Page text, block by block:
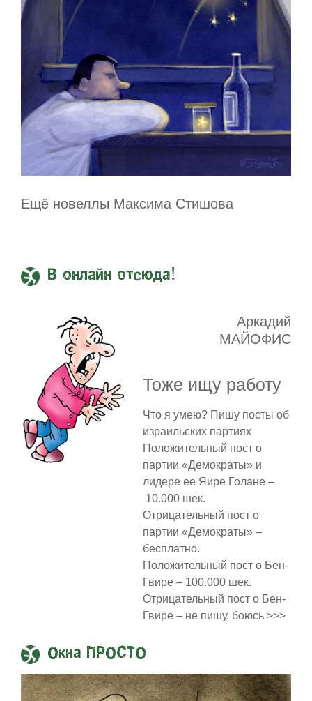
Ещё новеллы Максима Стишова
В онлайн отсюда!
Аркадий
МАЙОФИС
Тоже ищу работу
Что я умею? Пишу посты об
израильских партиях
Положительный пост о
партии «Демократы» и
лидере ее Яире Голане –
10.000 шек.
Отрицательный пост о
партии «Демократы» –
бесплатно.
Положительный пост о Бен-
Гвире – 100.000 шек.
Отрицательный пост о Бен-
Гвире – не пишу, боюсь >>>
Окна ПРОСТО